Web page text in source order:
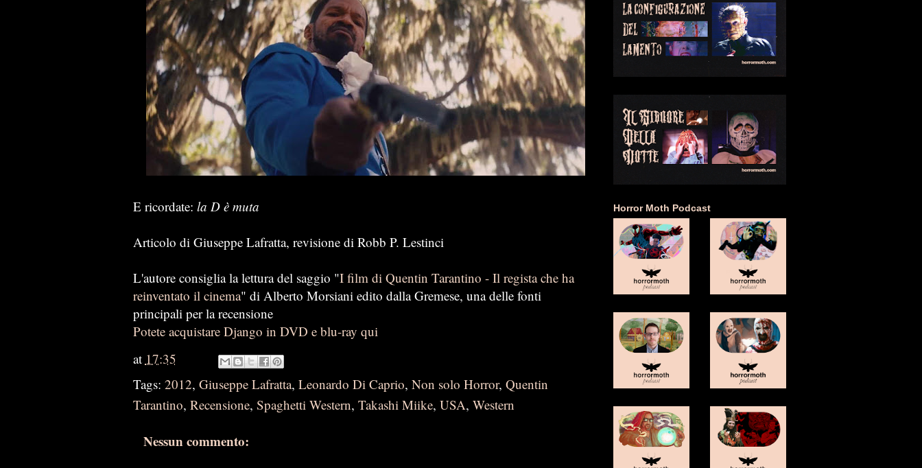
E ricordate: la D è muta
Articolo di Giuseppe Lafratta, revisione di Robb P. Lestinci
L'autore consiglia la lettura del saggio "I film di Quentin Tarantino - Il regista che ha
reinventato il cinema" di Alberto Morsiani edito dalla Gremese, una delle fonti
principali per la recensione
Potete acquistare Django in DVD e blu-ray qui
at 17:35
Tags: 2012, Giuseppe Lafratta, Leonardo Di Caprio, Non solo Horror, Quentin
Tarantino, Recensione, Spaghetti Western, Takashi Miike, USA, Western
Nessun commento:
Horror Moth Podcast